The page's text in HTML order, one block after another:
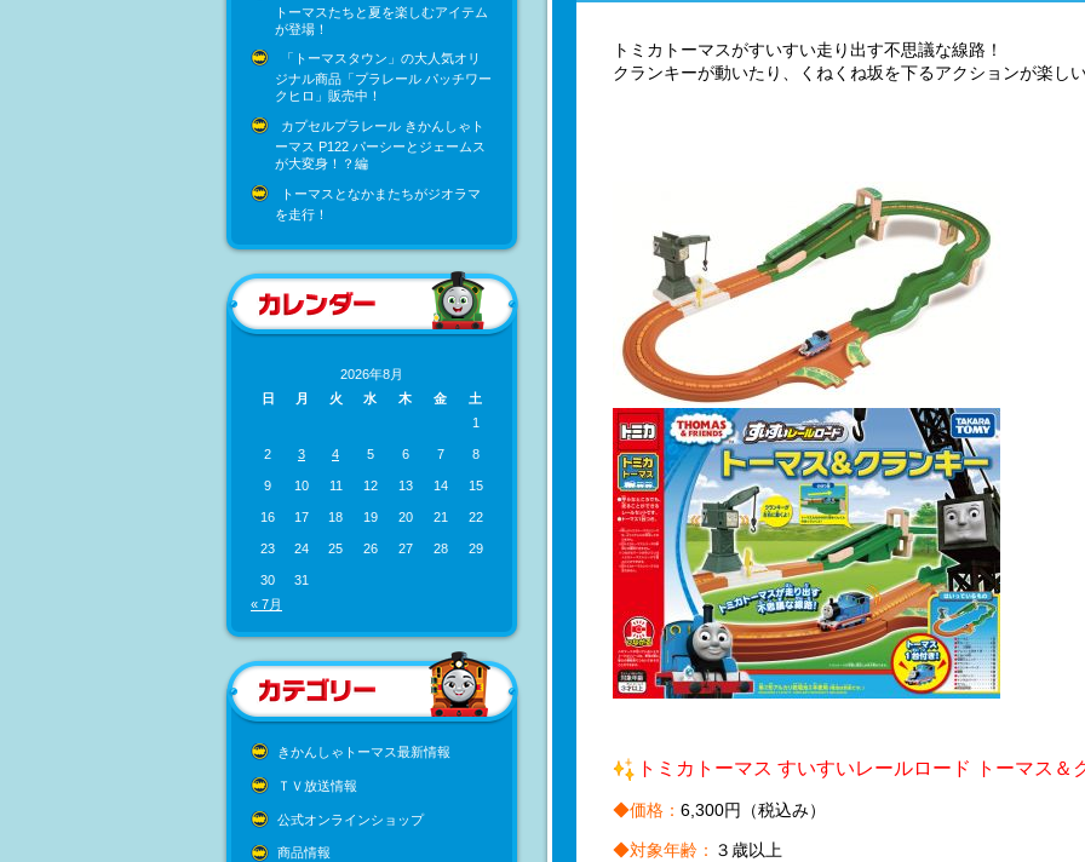
トーマスたちと夏を楽しむアイテム
が登場！
「トーマスタウン」の大人気オリ
ジナル商品「プラレール パッチワー
クヒロ」販売中！
カプセルプラレール きかんしゃト
ーマス P122 パーシーとジェームス
が大変身！？編
トーマスとなかまたちがジオラマ
を走行！
2026年8月
日
月 火 水 木 金
土
1
2 3 4 5 6 7 8
9 10 11 12 13 14 15
16 17 18 19 20 21 22
23 24 25 26 27 28 29
30
31
« 7月
きかんしゃトーマス最新情報
ＴＶ放送情報
公式オンラインショップ
商品情報
トミカトーマスがすいすい走り出す不思議な線路！
クランキーが動いたり、くねくね坂を下るアクションが楽し
トミカトーマス すいすいレールロード トーマス＆
◆価格： 6,300円（税込み）
◆対象年齢： ３歳以上